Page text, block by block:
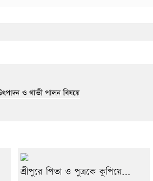
ও গাভী পালন বিষয়ে
শ্রীপুরে পিতা ও পুত্রকে কুপিয়ে...